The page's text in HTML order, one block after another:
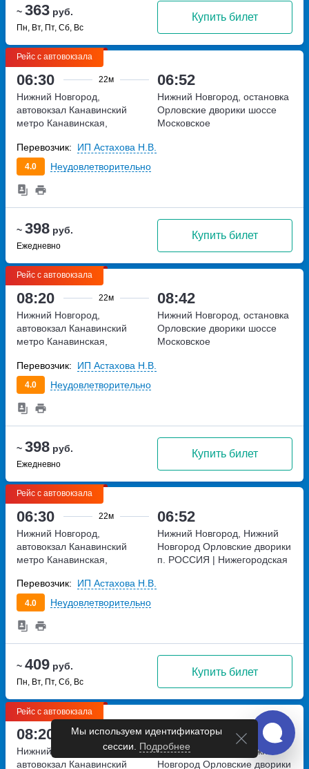
~ 363 руб.
Пн, Вт, Пт, Сб, Вс
Купить билет
Рейс с автовокзала
06:30 22м 06:52
~ 398 руб.
Ежедневно
Купить билет
Нижний Новгород,
автовокзал Канавинский
метро Канавинская,
Нижний Новгород, остановка
Орловские дворики шоссе
Московское
4.0 Неудовлетворительно
Перевозчик: ИП Астахова Н.В.
Рейс с автовокзала
08:20 22м 08:42
~ 398 руб.
Ежедневно
Купить билет
Нижний Новгород,
автовокзал Канавинский
метро Канавинская,
Нижний Новгород, остановка
Орловские дворики шоссе
Московское
4.0 Неудовлетворительно
Перевозчик: ИП Астахова Н.В.
Рейс с автовокзала
06:30 22м 06:52
~ 409 руб.
Пн, Вт, Пт, Сб, Вс
Купить билет
Нижний Новгород,
автовокзал Канавинский
метро Канавинская,
Нижний Новгород, Нижний
Новгород Орловские дворики
п.
РОССИЯ | Нижегородская
4.0 Неудовлетворительно
Перевозчик: ИП Астахова Н.В.
Рейс с автовокзала
08:20 22м 08:42
Нижний Новгород,
автовокзал Канавинский
Нижний Новгород, Нижний
Новгород Орловские дворики
Мы используем идентификаторы
сессии. Подробнее